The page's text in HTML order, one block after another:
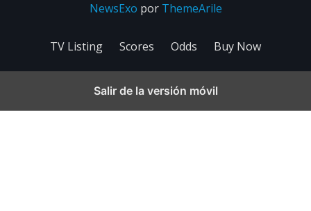
NewsExo por ThemeArile
TV Listing Scores Odds Buy Now
Salir de la versión móvil